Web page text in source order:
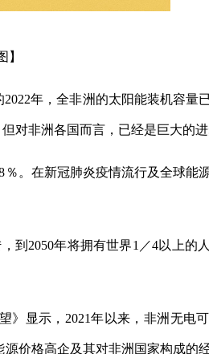
】
年，全非洲的太阳能装机容量
对非洲各国而言，已经是巨大的进
。在新冠肺炎疫情流行及全球能
到2050年将拥有世界1／4以上的
》显示，2021年以来，非洲无电
价格高企及其对非洲国家构成的